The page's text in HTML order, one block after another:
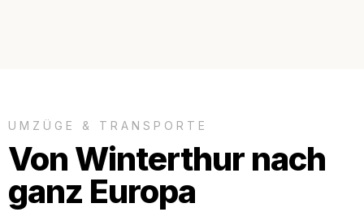
UMZÜGE & TRANSPORTE
Von Winterthur nach
ganz Europa